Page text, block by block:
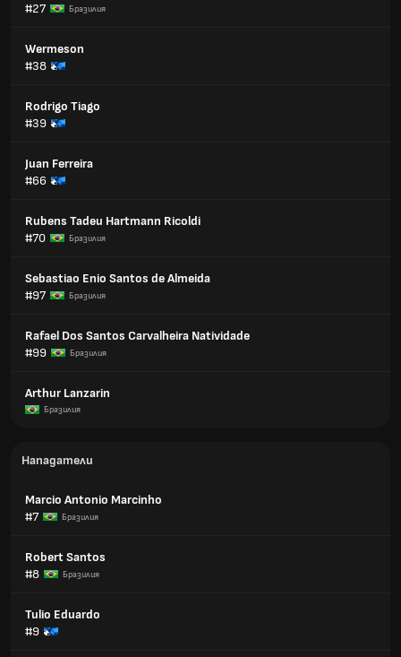
#27
Бразилия
Wermeson
#38
Rodrigo Tiago
#39
Juan Ferreira
#66
Rubens Tadeu Hartmann Ricoldi
#70
Бразилия
Sebastiao Enio Santos de Almeida
#97
Бразилия
Rafael Dos Santos Carvalheira Natividade
#99
Бразилия
Arthur Lanzarin
Бразилия
Нападатели
Marcio Antonio Marcinho
#7
Бразилия
Robert Santos
#8
Бразилия
Tulio Eduardo
#9